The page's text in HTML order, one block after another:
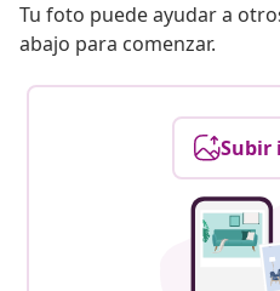
Tu foto puede ayudar a
abajo para comenzar.
Subir